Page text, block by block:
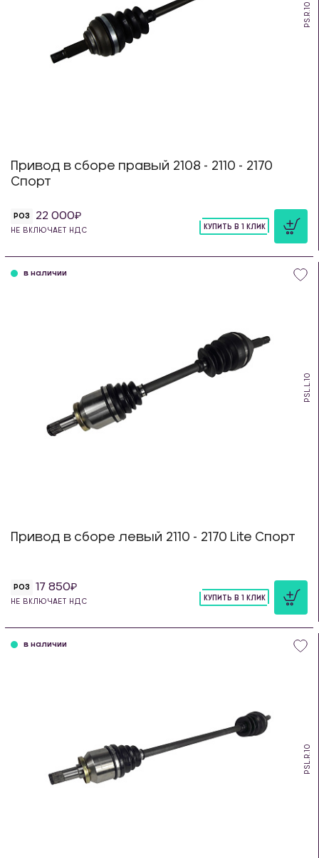
PS.R.10
Привод в сборе правый 2108 - 2110 - 2170
Спорт
РОЗ 22 000
НЕ ВКЛЮЧАЕТ НДС
КУПИТЬ В 1 КЛИК
PSL.L.10
в наличии
Привод в сборе левый 2110 - 2170 Lite Спорт
РОЗ 17 850
НЕ ВКЛЮЧАЕТ НДС
КУПИТЬ В 1 КЛИК
PSL.R.10
в наличии